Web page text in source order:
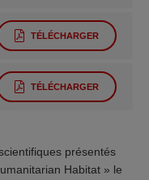
TÉLÉCHARGER
TÉLÉCHARGER
présentés
Habitat » le